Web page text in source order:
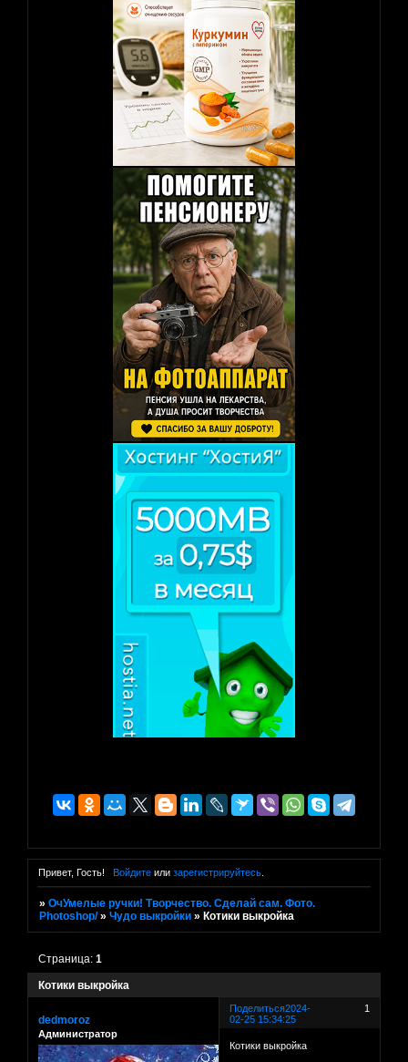
Привет, Гость! Войдитеили зарегистрируйтесь.
»ОчУмелые ручки! Творчество. Сделай сам. Фото.
Photoshop/ »Чудо выкройки » Котики выкройка
Котики выкройка
Страница:1
Поделиться 1
2024-
02-25 15:34:25
dedmoroz
Администратор
Котики выкройка